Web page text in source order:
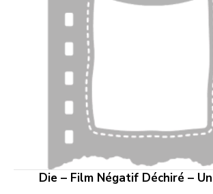
Die – Film Négatif Déchiré –